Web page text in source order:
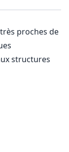
proches de
structures